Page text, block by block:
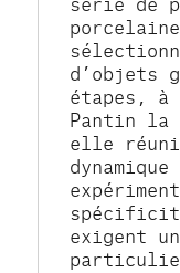
d’objets
étapes,
Pantin la
elle
exigent